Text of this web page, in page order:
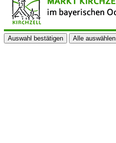
Auswahl bestätigen Alle auswählen